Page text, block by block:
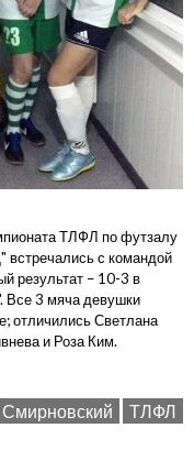
ТЛФЛ по футзалу
встречались с командой
результат – 10-3 в
Все 3 мяча девушки
отличились Светлана
и Роза Ким.
Смирновский ТЛФЛ